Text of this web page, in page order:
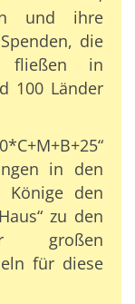
und ihre
die
fließen in
100 Länder
in den
Könige den
zu den
großen
für diese